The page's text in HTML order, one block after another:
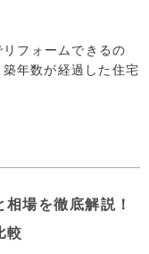
フォームできるの
年数が経過した住宅
場を徹底解説！
較